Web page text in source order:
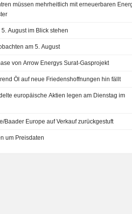
müssen mehrheitlich mit erneuerbaren
August im Blick stehen
am 5. August
von Arrow Energys Surat-Gasprojekt
Öl auf neue Friedenshoffnungen hin fällt
europäische Aktien legen am Dienstag im
Baader Europe auf Verkauf zurückgestuft
um Preisdaten